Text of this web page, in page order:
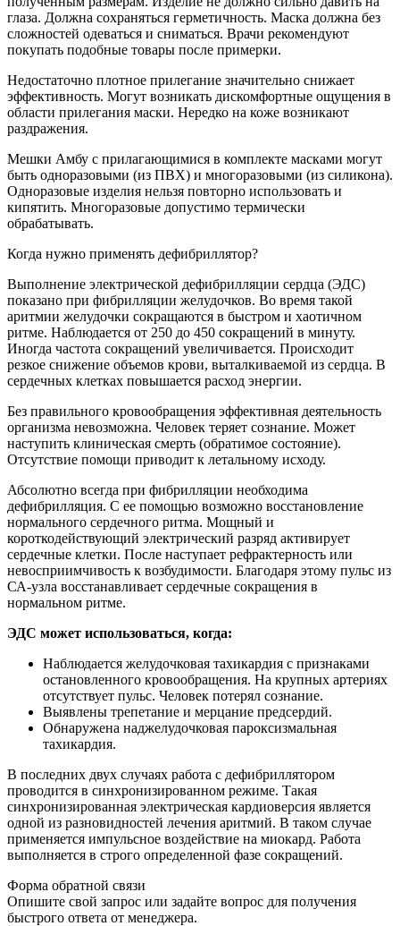
глаза. Должна сохраняться герметичность. Маска должна без
сложностей одеваться и сниматься. Врачи рекомендуют
покупать подобные товары после примерки.
Недостаточно плотное прилегание значительно снижает
эффективность. Могут возникать дискомфортные ощущения в
области прилегания маски. Нередко на коже возникают
раздражения.
Мешки Амбу с прилагающимися в комплекте масками могут
быть одноразовыми (из ПВХ) и многоразовыми (из силикона).
Одноразовые изделия нельзя повторно использовать и
кипятить. Многоразовые допустимо термически
обрабатывать.
Когда нужно применять дефибриллятор?
Выполнение электрической дефибрилляции сердца (ЭДС)
показано при фибрилляции желудочков. Во время такой
аритмии желудочки сокращаются в быстром и хаотичном
ритме. Наблюдается от 250 до 450 сокращений в минуту.
Иногда частота сокращений увеличивается. Происходит
резкое снижение объемов крови, выталкиваемой из сердца. В
сердечных клетках повышается расход энергии.
Без правильного кровообращения эффективная деятельность
организма невозможна. Человек теряет сознание. Может
наступить клиническая смерть (обратимое состояние).
Отсутствие помощи приводит к летальному исходу.
Абсолютно всегда при фибрилляции необходима
дефибрилляция. С ее помощью возможно восстановление
нормального сердечного ритма. Мощный и
короткодействующий электрический разряд активирует
сердечные клетки. После наступает рефрактерность или
невосприимчивость к возбудимости. Благодаря этому пульс из
СА-узла восстанавливает сердечные сокращения в
нормальном ритме.
ЭДС может использоваться, когда:
Наблюдается желудочковая тахикардия с признаками
остановленного кровообращения. На крупных артериях
отсутствует пульс. Человек потерял сознание.
Выявлены трепетание и мерцание предсердий.
Обнаружена наджелудочковая пароксизмальная
тахикардия.
В последних двух случаях работа с дефибриллятором
проводится в синхронизированном режиме. Такая
синхронизированная электрическая кардиоверсия является
одной из разновидностей лечения аритмий. В таком случае
применяется импульсное воздействие на миокард. Работа
выполняется в строго определенной фазе сокращений.
Форма обратной связи
Опишите свой запрос или задайте вопрос для получения
быстрого ответа от менеджера.